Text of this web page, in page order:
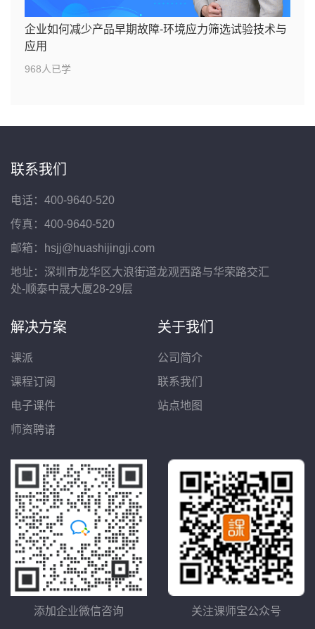
企业如何减少产品早期故障-环境应力筛选试验技术与
应用
968人已学
联系我们
电话：400-9640-520
传真：400-9640-520
邮箱：hsjj@huashijingji.com
地址：深圳市龙华区大浪街道龙观西路与华荣路交汇
处-顺泰中晟大厦28-29层
解决方案
课派
课程订阅
电子课件
师资聘请
关于我们
公司简介
联系我们
站点地图
添加企业微信咨询 关注课师宝公众号